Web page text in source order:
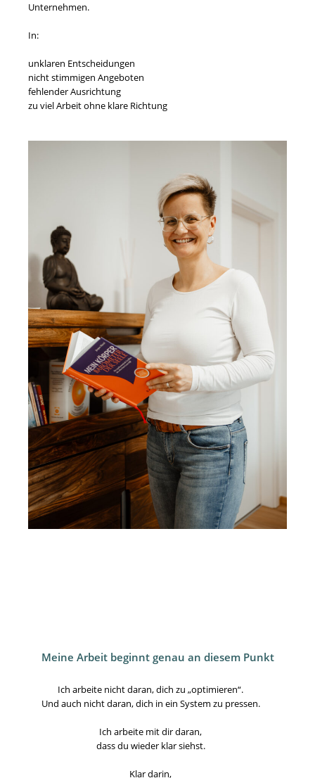
Unternehmen.
In:
unklaren Entscheidungen
nicht stimmigen Angeboten
fehlender Ausrichtung
zu viel Arbeit ohne klare Richtung
Meine Arbeit beginnt genau an diesem Punkt
Ich arbeite nicht daran, dich zu „optimieren“.
Und auch nicht daran, dich in ein System zu pressen.
Ich arbeite mit dir daran,
dass du wieder klar siehst.
Klar darin,